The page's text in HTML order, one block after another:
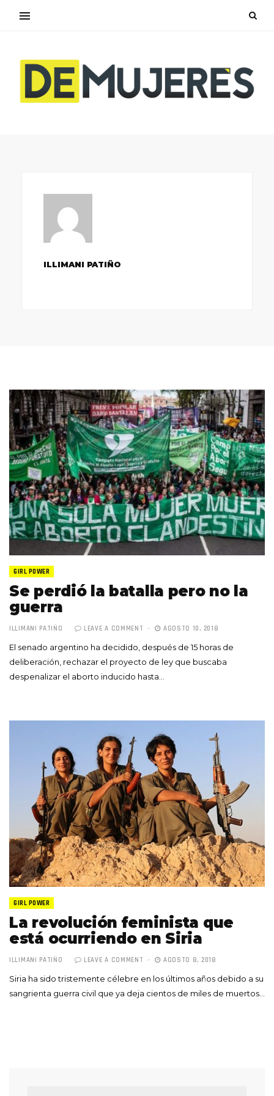
ILLIMANI PATIÑO
GIRL POWER
Se perdió la batalla pero no la
guerra
ILLIMANI PATIÑO LEAVE A COMMENT AGOSTO 10, 2018
El senado argentino ha decidido, después de 15 horas de
deliberación, rechazar el proyecto de ley que buscaba
despenalizar el aborto inducido hasta…
GIRL POWER
La revolución feminista que
está ocurriendo en Siria
ILLIMANI PATIÑO LEAVE A COMMENT AGOSTO 8, 2018
Siria ha sido tristemente célebre en los últimos años debido a su
sangrienta guerra civil que ya deja cientos de miles de muertos…